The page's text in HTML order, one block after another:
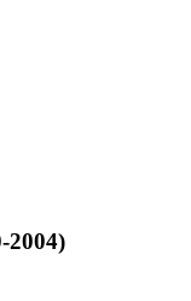
2004)